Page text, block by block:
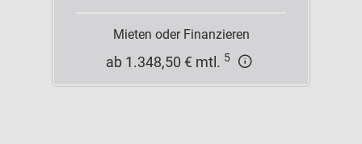
Mieten oder Finanzieren
ab 1.348,50 € mtl. 5